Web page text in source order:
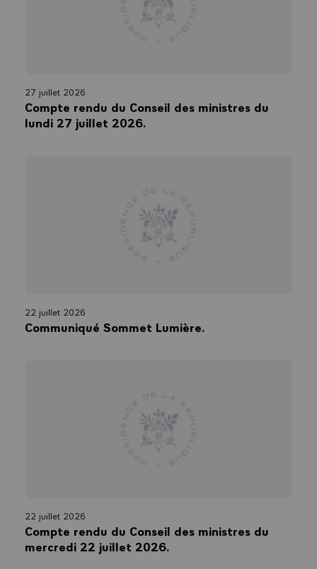
27 juillet 2026
Compte rendu du Conseil des ministres du
lundi 27 juillet 2026.
22 juillet 2026
Communiqué Sommet Lumière.
22 juillet 2026
Compte rendu du Conseil des ministres du
mercredi 22 juillet 2026.